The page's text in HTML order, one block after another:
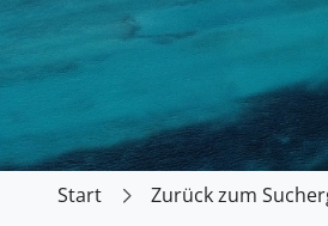
Start Zurück zum